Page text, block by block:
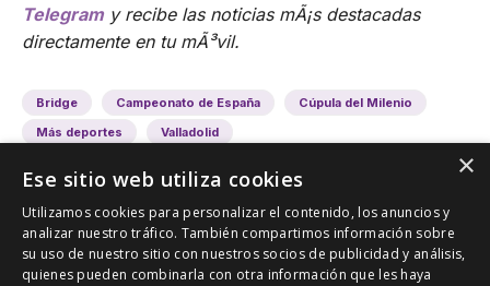
Telegramy recibe las noticias mÃ¡s destacadas
directamente en tu mÃ³vil.
Bridge Campeonato de España
Cúpula del Milenio
Más deportes
Valladolid
×
Ese sitio web utiliza cookies
Utilizamos cookies para personalizar el contenido, los anuncios y
analizar nuestro tráfico. También compartimos información sobre
su uso de nuestro sitio con nuestros socios de publicidad y análisis,
quienes pueden combinarla con otra información que les haya